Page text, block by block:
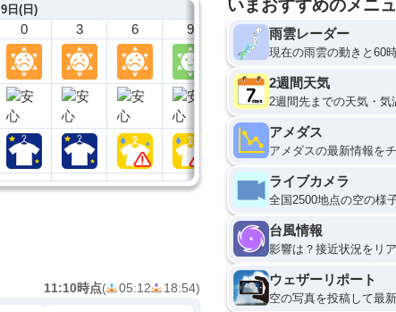
9日(日)
0 3 6 9 12
11:10時点( 05:12 18:54)
いまおすすめのメニ
雨雲レーダー
現在の雨雲の動きと60
2週間天気
2週間先までの天気・気
アメダス
アメダスの最新情報を
ライブカメラ
全国2500地点の空の様
台風情報
影響は？接近状況をリ
ウェザーリポート
空の写真を投稿して最